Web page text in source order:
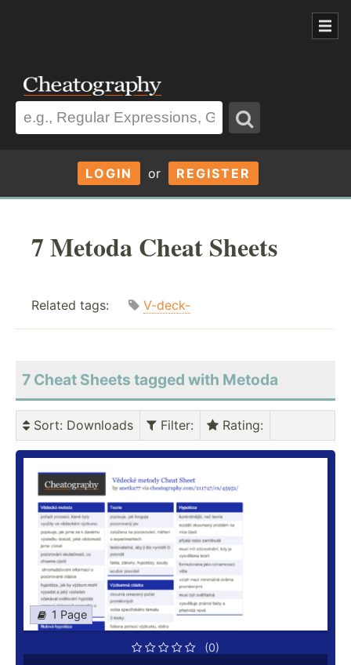
LOGIN or REGISTER
7 Metoda Cheat Sheets
Related tags: V-deck-
7 Cheat Sheets tagged with Metoda
Sort: Downloads Filter: Rating:
1 Page
(0)